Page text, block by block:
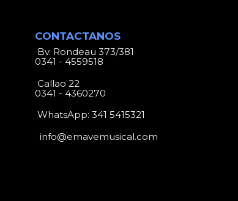
CONTACTANOS
Bv. Rondeau 373/381
0341 - 4559518
Callao 22
0341 - 4360270
WhatsApp:341 5415321
info@emavemusical.com